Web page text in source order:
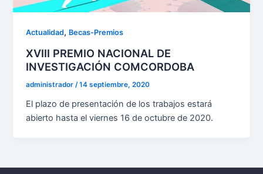
Actualidad, Becas-Premios
XVIII PREMIO NACIONAL DE
INVESTIGACIÓN COMCORDOBA
administrador/14 septiembre, 2020
El plazo de presentación de los trabajos estará
abierto hasta el viernes 16 de octubre de 2020.